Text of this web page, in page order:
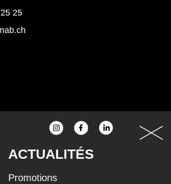
25
ACTUALITÉS
Promotions